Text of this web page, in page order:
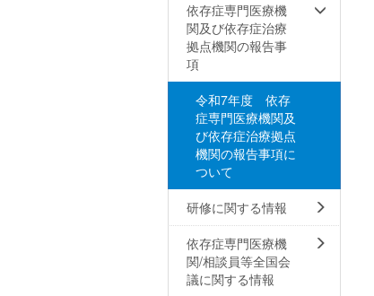
依存症専門医療機
関及び依存症治療
拠点機関の報告事
項
令和7年度 依存
症専門医療機関及
び依存症治療拠点
機関の報告事項に
ついて
研修に関する情報
依存症専門医療機
関/相談員等全国会
議に関する情報